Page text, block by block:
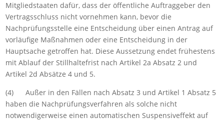
Mitgliedstaaten dafür, dass der öffentliche Auftraggeber den
Vertragsschluss nicht vornehmen kann, bevor die
Nachprüfungsstelle eine Entscheidung über einen Antrag auf
vorläufige Maßnahmen oder eine Entscheidung in der
Hauptsache getroffen hat. Diese Aussetzung endet frühestens
mit Ablauf der Stillhaltefrist nach Artikel 2a Absatz 2 und
Artikel 2d Absätze 4 und 5.
(4) Außer in den Fällen nach Absatz 3 und Artikel 1 Absatz 5
haben die Nachprüfungsverfahren als solche nicht
notwendigerweise einen automatischen Suspensiveffekt auf